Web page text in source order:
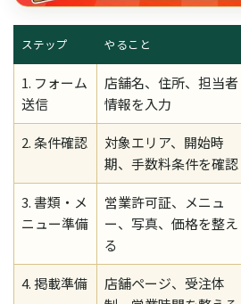
ステップ やること
1. フォーム
送信
店舗名、住所、担当者
情報を入力
2. 条件確認
対象エリア、開始時
期、手数料条件を確認
3. 書類・メ
ニュー準備
営業許可証、メニュ
ー、写真、価格を整え
る
4. 掲載準備
店舗ページ、受注体